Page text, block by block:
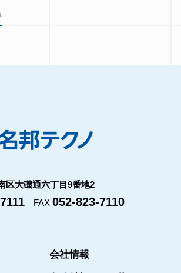
区大磯通六丁目9番地2
FAX 052-823-7110
会社情報